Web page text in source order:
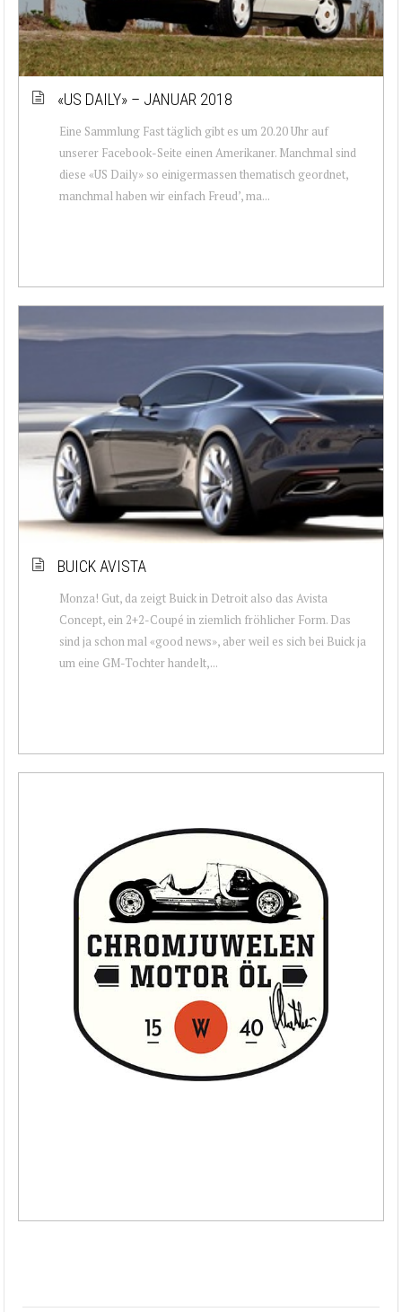
«US DAILY» – JANUAR 2018
Eine Sammlung Fast täglich gibt es um 20.20 Uhr auf
unserer Facebook-Seite einen Amerikaner. Manchmal sind
diese «US Daily» so einigermassen thematisch geordnet,
manchmal haben wir einfach Freud’, ma...
BUICK AVISTA
Monza! Gut, da zeigt Buick in Detroit also das Avista
Concept, ein 2+2-Coupé in ziemlich fröhlicher Form. Das
sind ja schon mal «good news», aber weil es sich bei Buick ja
um eine GM-Tochter handelt,...